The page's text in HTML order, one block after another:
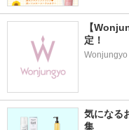
【
定！
Wonjungyo
気になる
集